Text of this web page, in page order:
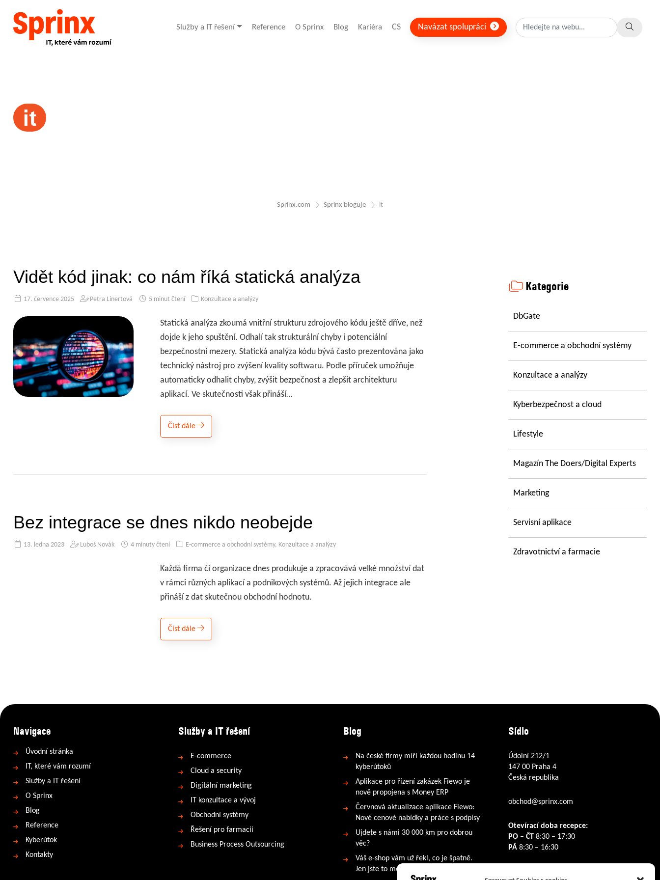
Služby a IT řešení Reference O Sprinx Blog Kariéra CS Navázat spolupráci
it
Sprinx.com Sprinx bloguje it
Vidět kód jinak: co nám říká statická analýza
17. července 2025 Petra Linertová 5 minut čtení Konzultace a analýzy
Statická analýza zkoumá vnitřní strukturu zdrojového kódu ještě dříve, než
dojde k jeho spuštění. Odhalí tak strukturální chyby i potenciální
bezpečnostní mezery. Statická analýza kódu bývá často prezentována jako
technický nástroj pro zvýšení kvality softwaru. Podle příruček umožňuje
automaticky odhalit chyby, zvýšit bezpečnost a zlepšit architekturu
aplikací. Ve skutečnosti však přináší…
Číst dále
Bez integrace se dnes nikdo neobejde
13. ledna 2023 Luboš Novák 4 minuty čtení E-commerce a obchodní systémy, Konzultace a analýzy
Každá firma či organizace dnes produkuje a zpracovává velké množství dat
v rámci různých aplikací a podnikových systémů. Až jejich integrace ale
přináší z dat skutečnou obchodní hodnotu.
Číst dále
Kategorie
DbGate
E-commerce a obchodní systémy
Konzultace a analýzy
Kyberbezpečnost a cloud
Lifestyle
Magazín The Doers/Digital Experts
Marketing
Servisní aplikace
Zdravotnictví a farmacie
Navigace
Úvodní stránka
IT, které vám rozumí
Služby a IT řešení
O Sprinx
Blog
Reference
Kyberútok
Kontakty
Služby a IT řešení
E-commerce
Cloud a security
Digitální marketing
IT konzultace a vývoj
Obchodní systémy
Řešení pro farmacii
Business Process Outsourcing
Blog
Na české firmy míří každou hodinu 14
kyberútoků
Aplikace pro řízení zakázek Fiewo je
nově propojena s Money ERP
Červnová aktualizace aplikace Fiewo:
Nové cenové nabídky a práce s podpisy
Ujdete s námi 30 000 km pro dobrou
věc?
Váš e-shop vám už řekl, co je špatně.
Jen jste to možná neslyšeli
Sídlo
Údolní 212/1
147 00 Praha 4
Česká republika
obchod@sprinx.com
Otevírací doba recepce:
PO – ČT 8:30 – 17:30
PÁ 8:30 – 16:30